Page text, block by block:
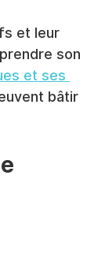
et leur
son
et ses
bâtir